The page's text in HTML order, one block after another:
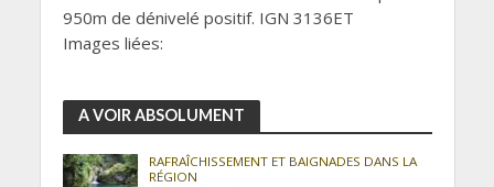
950m de dénivelé positif. IGN 3136ET
Images liées:
A VOIR ABSOLUMENT
RAFRAÎCHISSEMENT ET BAIGNADES DANS LA
RÉGION